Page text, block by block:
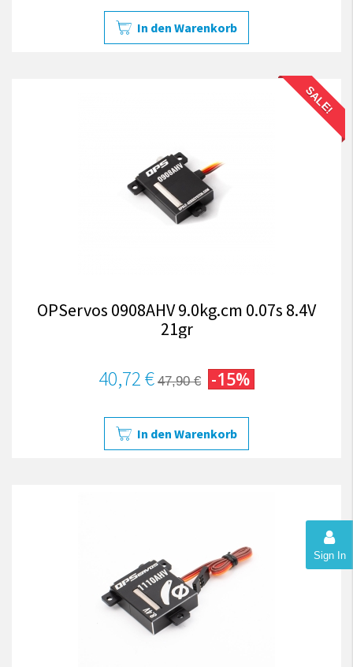
Sign In
In den Warenkorb
SALE!
OPServos 0908AHV 9.0kg.cm 0.07s 8.4V
21gr
40,72 € 47,90 € -15%
In den Warenkorb